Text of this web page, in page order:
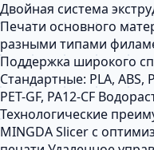
Двойная система
Печати основного
разными типами
Поддержка широкого
Стандартные: PLA, ABS,
PET-GF, PA12-CF
Технологические
MINGDA Slicer с